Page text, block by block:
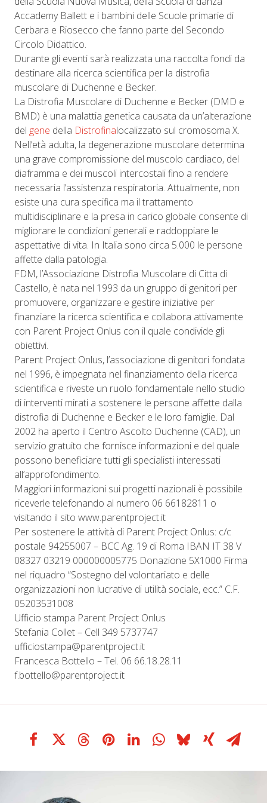
Accademy Ballett e i bambini delle Scuole primarie di
Cerbara e Riosecco che fanno parte del Secondo
Circolo Didattico.
Durante gli eventi sarà realizzata una raccolta fondi da
destinare alla ricerca scientifica per la distrofia
muscolare di Duchenne e Becker.
La Distrofia Muscolare di Duchenne e Becker (DMD e
BMD) è una malattia genetica causata da un’alterazione
del gene della Distrofinalocalizzato sul cromosoma X.
Nell’età adulta, la degenerazione muscolare determina
una grave compromissione del muscolo cardiaco, del
diaframma e dei muscoli intercostali fino a rendere
necessaria l’assistenza respiratoria. Attualmente, non
esiste una cura specifica ma il trattamento
multidisciplinare e la presa in carico globale consente di
migliorare le condizioni generali e raddoppiare le
aspettative di vita. In Italia sono circa 5.000 le persone
affette dalla patologia.
FDM, l’Associazione Distrofia Muscolare di Citta di
Castello, è nata nel 1993 da un gruppo di genitori per
promuovere, organizzare e gestire iniziative per
finanziare la ricerca scientifica e collabora attivamente
con Parent Project Onlus con il quale condivide gli
obiettivi.
Parent Project Onlus, l’associazione di genitori fondata
nel 1996, è impegnata nel finanziamento della ricerca
scientifica e riveste un ruolo fondamentale nello studio
di interventi mirati a sostenere le persone affette dalla
distrofia di Duchenne e Becker e le loro famiglie. Dal
2002 ha aperto il Centro Ascolto Duchenne (CAD), un
servizio gratuito che fornisce informazioni e del quale
possono beneficiare tutti gli specialisti interessati
all’approfondimento.
Maggiori informazioni sui progetti nazionali è possibile
riceverle telefonando al numero 06 66182811 o
visitando il sito www.parentproject.it
Per sostenere le attività di Parent Project Onlus: c/c
postale 94255007 – BCC Ag. 19 di Roma IBAN IT 38 V
08327 03219 000000005775 Donazione 5X1000 Firma
nel riquadro “Sostegno del volontariato e delle
organizzazioni non lucrative di utilità sociale, ecc.” C.F.
05203531008
Ufficio stampa Parent Project Onlus
Stefania Collet – Cell 349 5737747
ufficiostampa@parentproject.it
Francesca Bottello – Tel. 06 66.18.28.11
f.bottello@parentproject.it